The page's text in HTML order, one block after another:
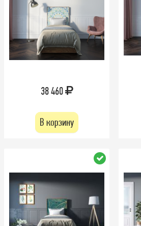
38 460
В корзину